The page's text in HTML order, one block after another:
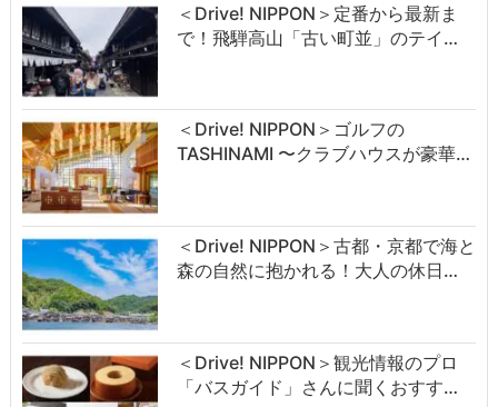
＜Drive! NIPPON＞定番から最新ま
で！飛騨高山「古い町並」のテイ…
＜Drive! NIPPON＞ゴルフの
TASHINAMI 〜クラブハウスが豪華…
＜Drive! NIPPON＞古都・京都で海と
森の自然に抱かれる！大人の休日…
＜Drive! NIPPON＞観光情報のプロ
「バスガイド」さんに聞くおすす…